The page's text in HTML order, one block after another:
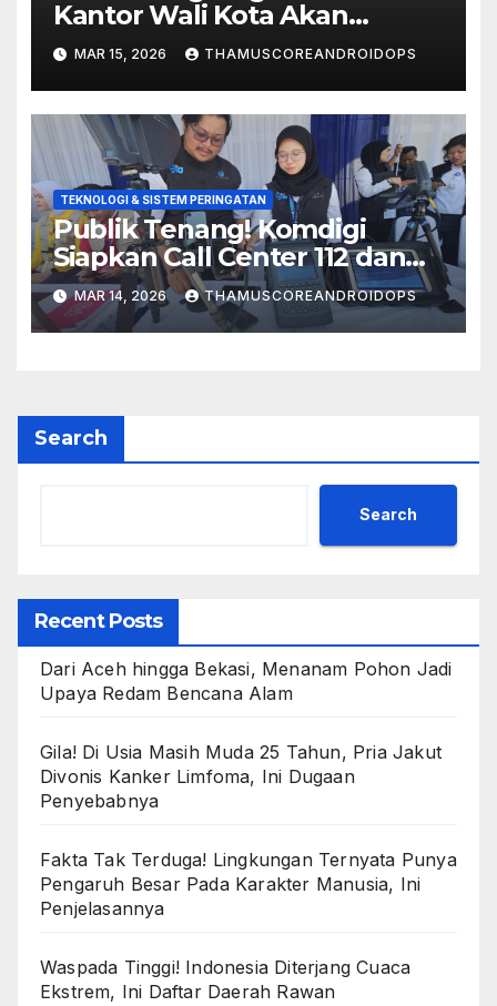
Kantor Wali Kota Akan
Dibunyikan Besok Pagi!
MAR 15, 2026 THAMUSCOREANDROIDOPS
TEKNOLOGI & SISTEM PERINGATAN
Publik Tenang! Komdigi
Siapkan Call Center 112 dan
Sistem Peringatan Dini Demi
Lebaran 2026 Aman
MAR 14, 2026 THAMUSCOREANDROIDOPS
Search
Search
Recent Posts
Dari Aceh hingga Bekasi, Menanam Pohon Jadi
Upaya Redam Bencana Alam
Gila! Di Usia Masih Muda 25 Tahun, Pria Jakut
Divonis Kanker Limfoma, Ini Dugaan
Penyebabnya
Fakta Tak Terduga! Lingkungan Ternyata Punya
Pengaruh Besar Pada Karakter Manusia, Ini
Penjelasannya
Waspada Tinggi! Indonesia Diterjang Cuaca
Ekstrem, Ini Daftar Daerah Rawan